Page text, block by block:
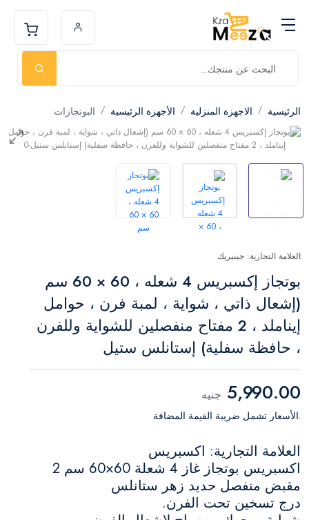
الرئيسية الاجهزة المنزلية الأجهزة الرئيسية البوتجازات
العلامة التجارية: جينيريك
بوتجاز إكسبريس 4 شعله ، 60 × 60 سم
(إشعال ذاتي ، شواية ، لمبة فرن ، حوامل
إيناملد ، 2 مفتاح منفصلين للشواية وللفرن
، حافظة سفلية) إستانلس ستيل
5,990.00 جنيه
.الأسعار تشمل ضريبة القيمة المضافة
العلامة التجارية: اكسبريس
اكسبريس بوتجاز غاز 4 شعلة 60×60 سم 2
مقبض منفصل حديد زهر ستانلس
درج تسخين تحت الفرن.